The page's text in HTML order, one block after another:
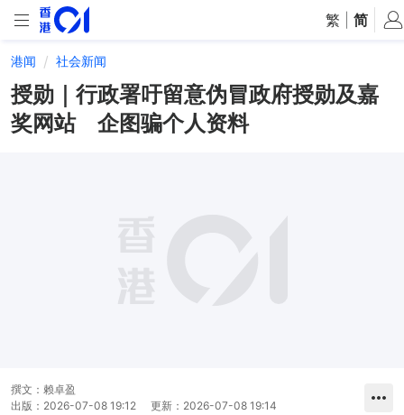
繁 简
港闻 社会新闻
授勋｜行政署吁留意伪冒政府授勋及嘉
奖网站 企图骗个人资料
撰文： 赖卓盈
出版： 2026-07-08 19:12 更新： 2026-07-08 19:14